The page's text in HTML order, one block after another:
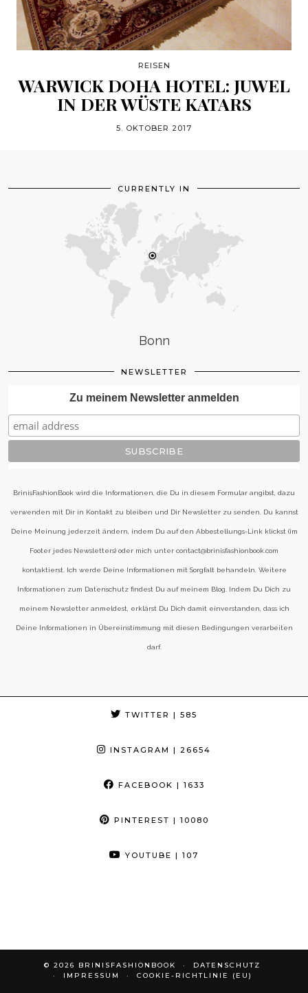
REISEN
WARWICK DOHA HOTEL: JUWEL
IN DER WÜSTE KATARS
5. OKTOBER 2017
CURRENTLY IN
Bonn
NEWSLETTER
Zu meinem Newsletter anmelden
BrinisFashionBook wird die Informationen, die Du in diesem Formular angibst, dazu
verwenden mit Dir in Kontakt zu bleiben und Dir Newsletter zu senden. Du kannst
Deine Meinung jederzeit ändern, indem Du auf den Abbestellungs-Link klickst (im
Footer jedes Newsletters) oder mich unter contact@brinisfashionbook.com
kontaktierst. Ich werde Deine Informationen mit Sorgfalt behandeln. Weitere
Informationen zum Datenschutz findest Du auf meinem Blog. Indem Du Dich zu
meinem Newsletter anmeldest, erklärst Du Dich damit einverstanden, dass ich
Deine Informationen in Übereinstimmung mit diesen Bedingungen verarbeiten
darf.
TWITTER | 585
INSTAGRAM | 26654
FACEBOOK | 1633
PINTEREST | 10080
YOUTUBE | 107
© 2026 BRINISFASHIONBOOK
DATENSCHUTZ
IMPRESSUM
COOKIE-RICHTLINIE (EU)